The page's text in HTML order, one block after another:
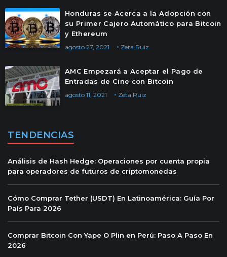
Honduras se Acerca a la Adopción con
su Primer Cajero Automático para Bitcoin
y Ethereum
Zeta Ruiz
agosto 27, 2021
AMC Empezará a Aceptar el Pago de
Entradas de Cine con Bitcoin
Zeta Ruiz
agosto 11, 2021
TENDENCIAS
Análisis de Hash Hedge: Operaciones por cuenta propia
para operadores de futuros de criptomonedas
Cómo Comprar Tether (USDT) En Latinoamérica: Guía Por
País Para 2026
Comprar Bitcoin Con Yape O Plin en Perú: Paso A Paso En
2026